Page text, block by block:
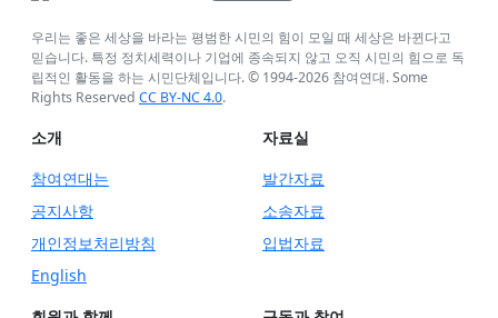
우리는 좋은 세상을 바라는 평범한 시민의 힘이 모일 때 세상은 바뀐다고
믿습니다. 특정 정치세력이나 기업에 종속되지 않고 오직 시민의 힘으로 독
립적인 활동을 하는 시민단체입니다. © 1994-2026 참여연대. Some
Rights Reserved CC BY-NC 4.0.
소개
참여연대는
공지사항
개인정보처리방침
English
자료실
발간자료
소송자료
입법자료